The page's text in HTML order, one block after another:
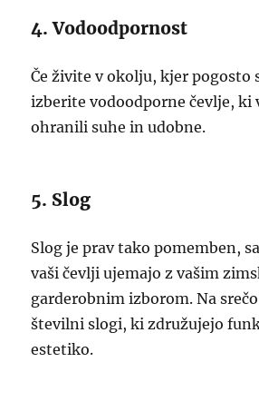
4. Vodoodpornost
Če živite v okolju, kjer pogosto
izberite vodoodporne čevlje, ki
ohranili suhe in udobne.
5. Slog
Slog je prav tako pomemben,
vaši čevlji ujemajo z vašim
garderobnim izborom. Na
številni slogi, ki združujejo
estetiko.